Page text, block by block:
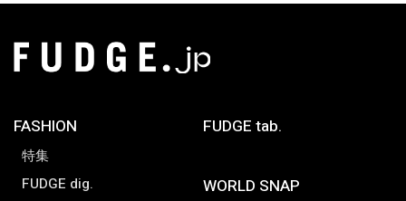
FASHION
特集
FUDGE dig.
FUDGE tab.
WORLD SNAP